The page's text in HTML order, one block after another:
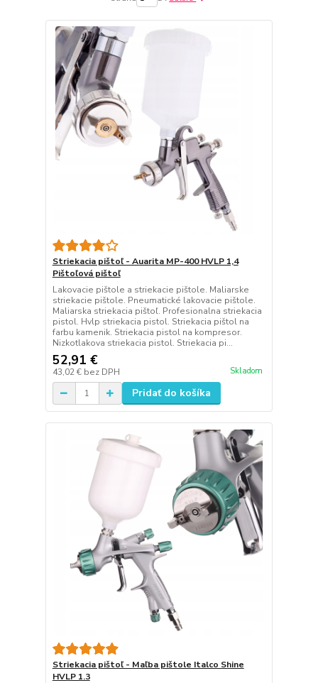
Striekacia pištoľ - Auarita MP-400 HVLP 1,4
Pištoľová pištoľ
Lakovacie pištole a striekacie pištole. Maliarske
striekacie pištole. Pneumatické lakovacie pištole.
Maliarska striekacia pištoľ. Profesionalna striekacia
pistol. Hvlp striekacia pistol. Striekacia pištol na
farbu kamenik. Striekacia pistol na kompresor.
Nizkotlakova striekacia pistol. Striekacia pi...
52,91 €
43,02 € bez DPH Skladom
Pridať do košíka
Striekacia pištoľ - Maľba pištole Italco Shine
HVLP 1.3